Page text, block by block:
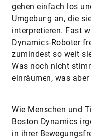
gehen einfach los
Umgebung an, die
interpretieren. Fast
Dynamics-Roboter
zumindest so weit
Was noch nicht
einräumen, was
Wie Menschen und
Boston Dynamics
in ihrer